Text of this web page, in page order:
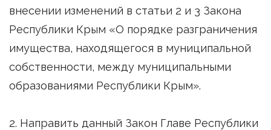
внесении изменений в статьи 2 и 3 Закона
Республики Крым «О порядке разграничения
имущества, находящегося в муниципальной
собственности, между муниципальными
образованиями Республики Крым».
2. Направить данный Закон Главе Республики